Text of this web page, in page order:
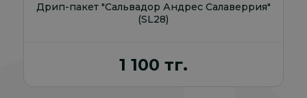
Дрип-пакет "Сальвадор Андрес Салаверрия"
(SL28)
1 100 тг.